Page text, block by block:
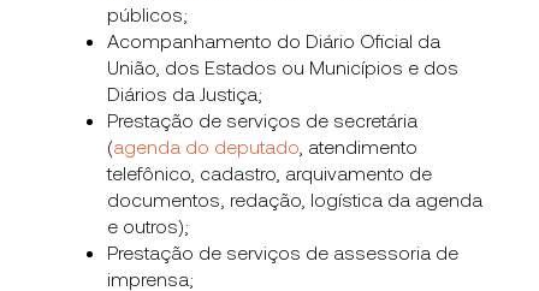
públicos;
Acompanhamento do Diário Oficial da
União, dos Estados ou Municípios e dos
Diários da Justiça;
Prestação de serviços de secretária
(agenda do deputado , atendimento
telefônico, cadastro, arquivamento de
documentos, redação, logística da agenda
e outros);
Prestação de serviços de assessoria de
imprensa;